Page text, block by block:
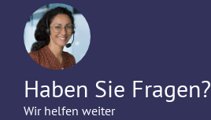
Haben Sie Fragen?
Wir helfen weiter